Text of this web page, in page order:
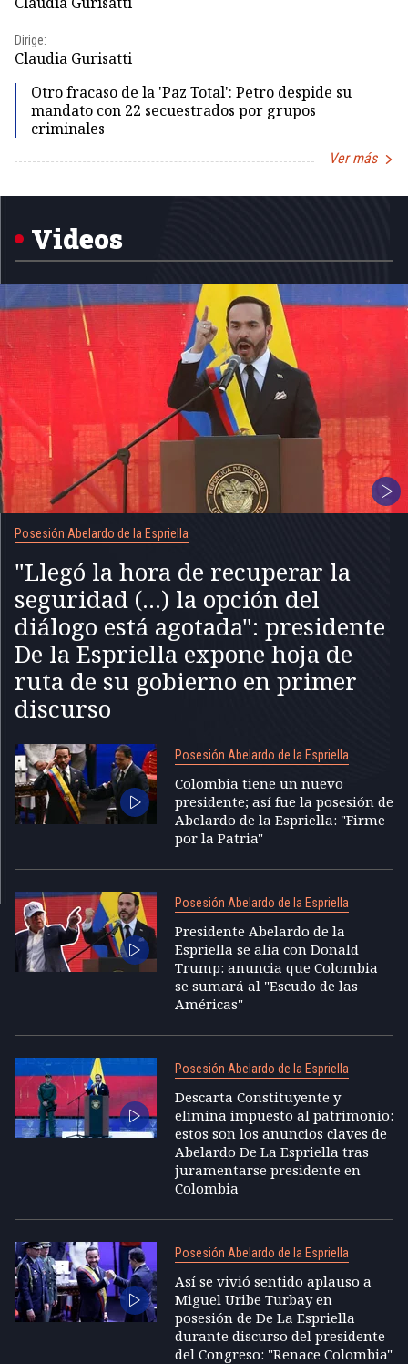
Dirige:
Claudia Gurisatti
Otro fracaso de la 'Paz Total': Petro despide su
mandato con 22 secuestrados por grupos
criminales
Ver más
Videos
Posesión Abelardo de la Espriella
"Llegó la hora de recuperar la
seguridad (...) la opción del
diálogo está agotada": presidente
De la Espriella expone hoja de
ruta de su gobierno en primer
discurso
Posesión Abelardo de la Espriella
Colombia tiene un nuevo
presidente; así fue la posesión de
Abelardo de la Espriella: "Firme
por la Patria"
Posesión Abelardo de la Espriella
Presidente Abelardo de la
Espriella se alía con Donald
Trump: anuncia que Colombia
se sumará al "Escudo de las
Américas"
Posesión Abelardo de la Espriella
Descarta Constituyente y
elimina impuesto al patrimonio:
estos son los anuncios claves de
Abelardo De La Espriella tras
juramentarse presidente en
Colombia
Posesión Abelardo de la Espriella
Así se vivió sentido aplauso a
Miguel Uribe Turbay en
posesión de De La Espriella
durante discurso del presidente
del Congreso: "Renace Colombia"